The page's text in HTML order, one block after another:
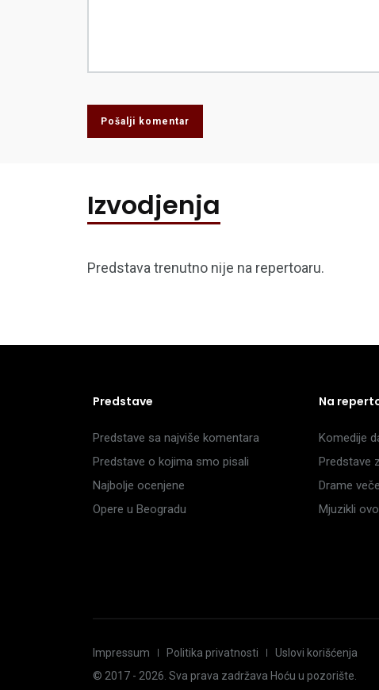
Pošalji komentar
Izvodjenja
Predstava trenutno nije na repertoaru.
Predstave
Predstave sa najviše komentara
Predstave o kojima smo pisali
Najbolje ocenjene
Opere u Beogradu
Na
Komedije
Predstave
Drame
Mjuzikli
Impressum Politika privatnosti
Uslovi korišćenja
© 2017 - 2026 . Sva prava zadržava Hoću u pozorište.